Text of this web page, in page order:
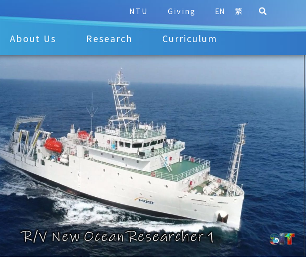
NTU Giving EN 繁
About Us Research Curriculum